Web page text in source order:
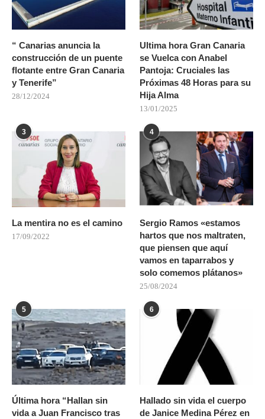
“ Canarias anuncia la
construcción de un puente
flotante entre Gran Canaria
y Tenerife”
28/12/2024
Ultima hora Gran Canaria
se Vuelca con Anabel
Pantoja: Cruciales las
Próximas 48 Horas para su
Hija Alma
13/01/2025
3
La mentira no es el camino
17/09/2022
4
Sergio Ramos «estamos
hartos que nos maltraten,
que piensen que aquí
vamos en taparrabos y
solo comemos plátanos»
25/08/2024
5
Última hora “Hallan sin
vida a Juan Francisco tras
6
Hallado sin vida el cuerpo
de Janice Medina Pérez en